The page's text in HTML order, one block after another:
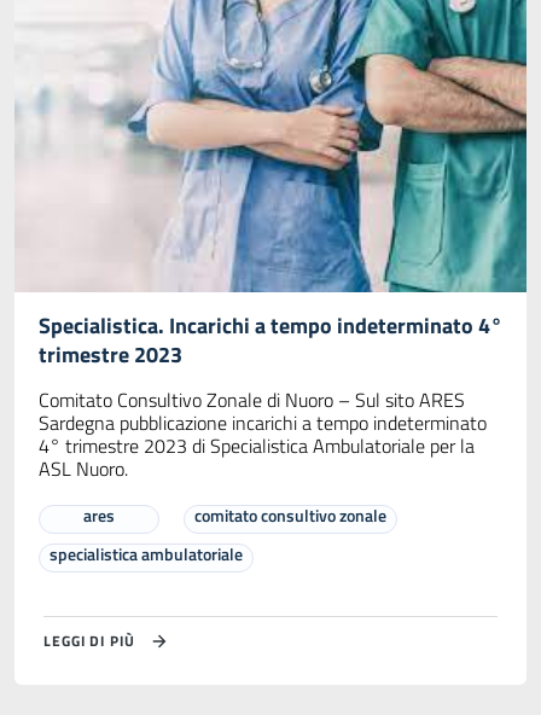
Specialistica. Incarichi a tempo indeterminato 4°
trimestre 2023
Comitato Consultivo Zonale di Nuoro – Sul sito ARES
Sardegna pubblicazione incarichi a tempo indeterminato
4° trimestre 2023 di Specialistica Ambulatoriale per la
ASL Nuoro.
ares
comitato consultivo zonale
specialistica ambulatoriale
LEGGI DI PIÙ